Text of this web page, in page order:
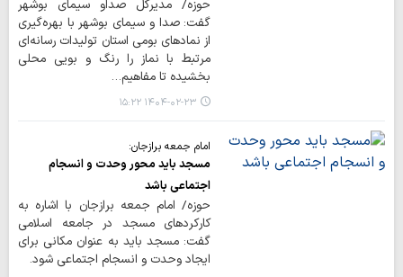
حوزه/ مدیرکل صداو سیمای بوشهر
گفت: صدا و سیمای بوشهر با بهره‌گیری
از نمادهای بومی استان تولیدات رسانه‌ای
مرتبط با نماز را رنگ و بویی محلی
بخشیده تا مفاهیم…
۱۴۰۴-۰۲-۲۳ ۱۵:۲۲
امام جمعه برازجان:
مسجد باید محور وحدت و انسجام
اجتماعی باشد
حوزه/ امام جمعه برازجان با اشاره به
کارکردهای مسجد در جامعه اسلامی
گفت: مسجد باید به‌ عنوان مکانی برای
ایجاد وحدت و انسجام اجتماعی شود.